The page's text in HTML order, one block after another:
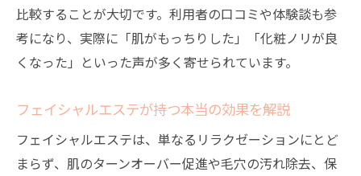
比較することが大切です。利用者の口コミや体験談も参
考になり、実際に「肌がもっちりした」「化粧ノリが良
くなった」といった声が多く寄せられています。
フェイシャルエステが持つ本当の効果を解説
フェイシャルエステは、単なるリラクゼーションにとど
まらず、肌のターンオーバー促進や毛穴の汚れ除去、保